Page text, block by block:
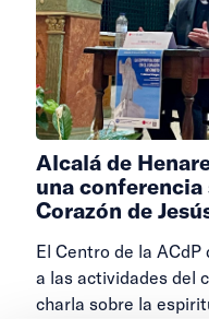
Alcalá de
una conferencia
Corazón de
El Centro de la
a las actividades del
charla sobre la